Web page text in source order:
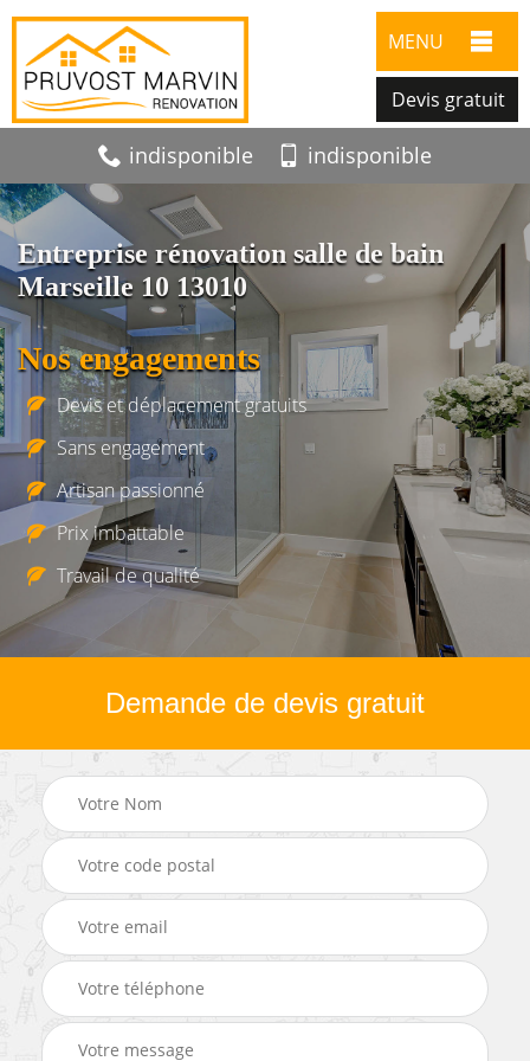
MENU
Devis gratuit
indisponible indisponible
Entreprise rénovation salle de bain
Marseille 10 13010
Nos engagements
Devis et déplacement gratuits
Sans engagement
Artisan passionné
Prix imbattable
Travail de qualité
Demande de devis gratuit